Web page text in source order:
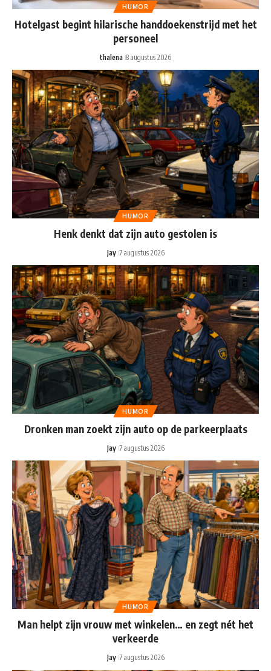
HUMOR
Hotelgast begint hilarische handdoekenstrijd met het
personeel
thalena 8 augustus 2026
HUMOR
Henk denkt dat zijn auto gestolen is
Jay 7 augustus 2026
HUMOR
Dronken man zoekt zijn auto op de parkeerplaats
Jay 7 augustus 2026
HUMOR
Man helpt zijn vrouw met winkelen… en zegt nét het
verkeerde
Jay 7 augustus 2026